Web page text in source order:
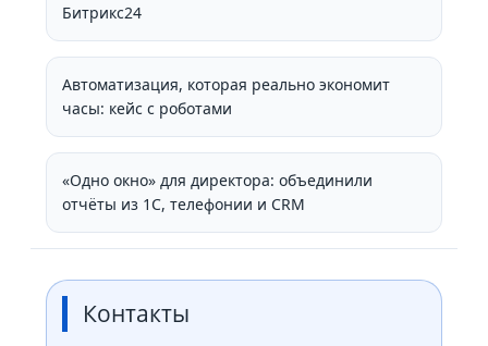
Битрикс24
Автоматизация, которая реально экономит
часы: кейс с роботами
«Одно окно» для директора: объединили
отчёты из 1С, телефонии и CRM
Контакты